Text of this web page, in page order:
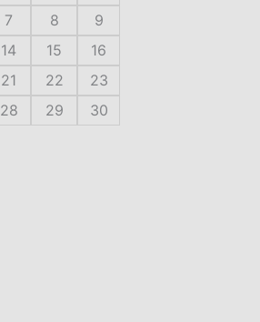
7 8
9
14 15
16
21 22
23
28 29
30